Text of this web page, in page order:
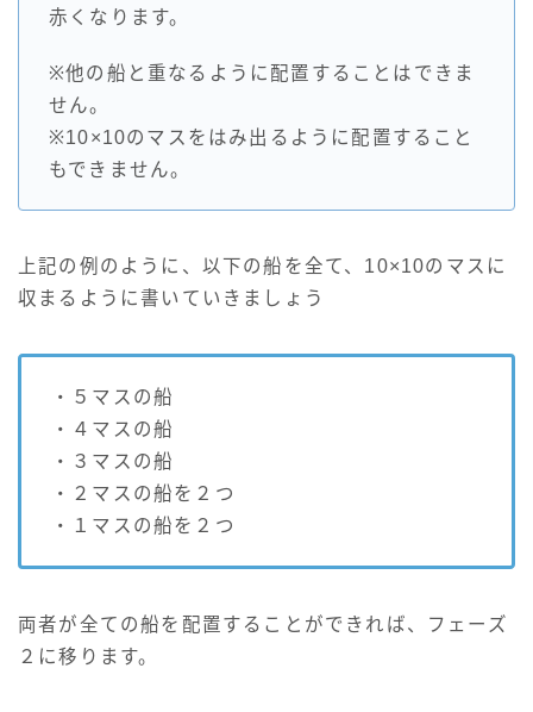
赤くなります。
※他の船と重なるように配置することはできま
せん。
※10×10のマスをはみ出るように配置すること
もできません。
上記の例のように、以下の船を全て、10×10のマスに
収まるように書いていきましょう
・５マスの船
・４マスの船
・３マスの船
・２マスの船を２つ
・１マスの船を２つ
両者が全ての船を配置することができれば、フェーズ
２に移ります。